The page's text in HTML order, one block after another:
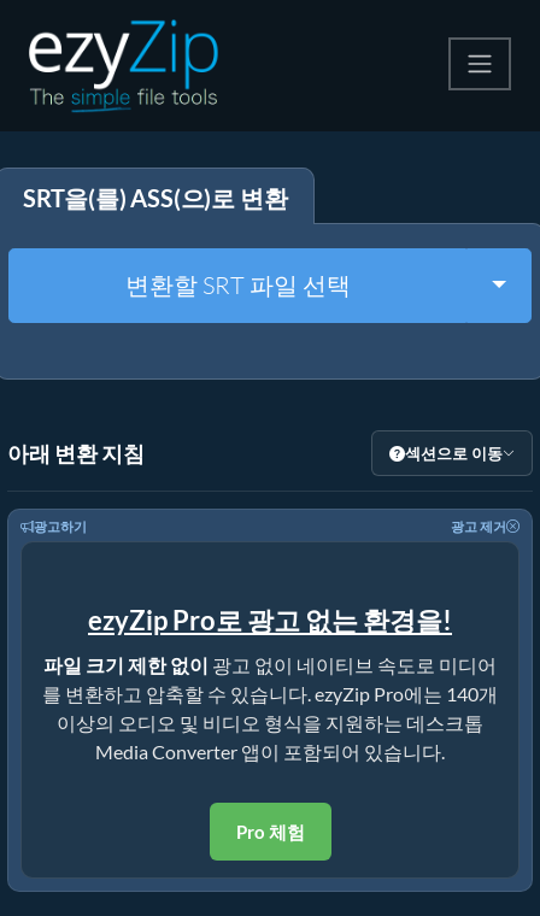
압축 해제
기타 도구
SRT을(를) ASS(으)로 변환
변환할 SRT 파일 선택
아래 변환 지침 섹션으로 이동
광고하기 광고 제거
ezyZip Pro로 광고 없는 환경을!
파일 크기 제한 없이 광고 없이 네이티브 속도로 미디어
를 변환하고 압축할 수 있습니다. ezyZip Pro에는 140개
이상의 오디오 및 비디오 형식을 지원하는 데스크톱
Media Converter 앱이 포함되어 있습니다.
Pro 체험